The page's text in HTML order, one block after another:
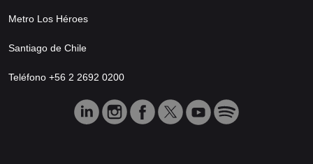
Metro Los Héroes
Santiago de Chile
Teléfono +56 2 2692 0200